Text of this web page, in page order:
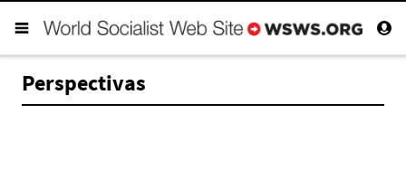
Perspectivas